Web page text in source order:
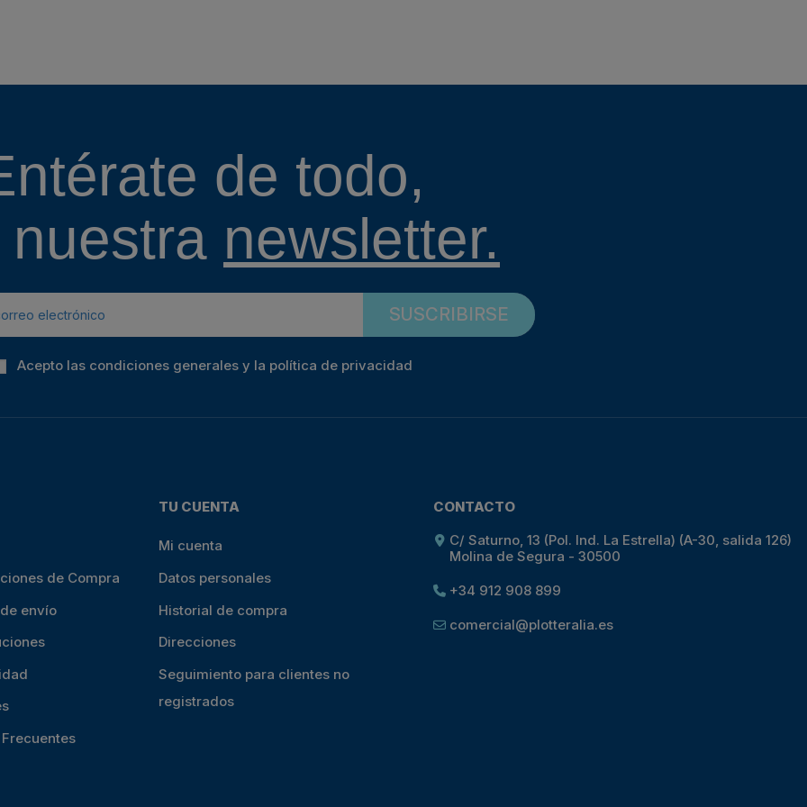
de todo,
newsletter.
SUSCRIBIRSE
Acepto las condiciones generales y la política de privacidad
de Compra
envío
TU CUENTA
Mi cuenta
Datos personales
Historial de compra
Direcciones
Seguimiento para clientes no
registrados
CONTACTO
C/ Saturno, 13 (Pol. Ind. La Estrella) (A-30, salida 126)
Molina de Segura - 30500
+34 912 908 899
comercial@plotteralia.es